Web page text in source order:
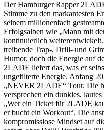
Der Hamburger Rapper
Stimme zu den markantesten
seinem millionenfach
Erfolgsalben wie „Mann mit
kontinuierlich
treibende Trap-, Drill- und
Humor, doch die Energie auf
2LADE liefert das, was er
ungefilterte Energie. Anfang
„NEVER 2LADE“ Tour. Die
versprechen ein dunkles,
„Wer ein Ticket für 2LADE
er bucht ein Workout“. Die
kompromisslose Mindset auf